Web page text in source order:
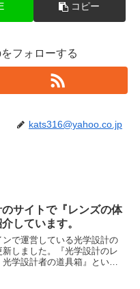
コピー
フォローする
kats316@yahoo.co.jp
サイトで『レンズの体
しています。
ンで運営している光学設計の
新しました。『光学設計のレ
光学設計者の道具箱』という